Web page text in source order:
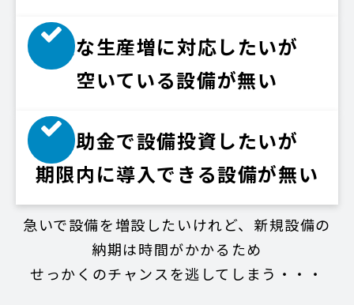
急な生産増に対応したいが
空いている設備が無い
補助金で設備投資したいが
期限内に導入できる設備が無い
急いで設備を増設したいけれど、新規設備の
納期は時間がかかるため
せっかくのチャンスを逃してしまう・・・